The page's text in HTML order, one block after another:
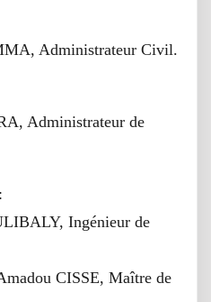
Administrateur Civil.
Administrateur de
Ingénieur de
CISSE, Maître de